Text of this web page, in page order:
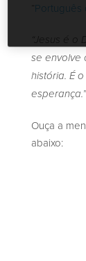
“Português
“Jesus é o
se envolve
história. É
esperança.”
Ouça a
abaixo: